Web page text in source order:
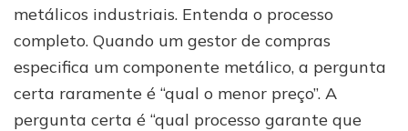
forjamento
quente
em
metalúrgicas?
metálicos industriais. Entenda o processo
completo. Quando um gestor de compras
especifica um componente metálico, a pergunta
certa raramente é “qual o menor preço”. A
pergunta certa é “qual processo garante que